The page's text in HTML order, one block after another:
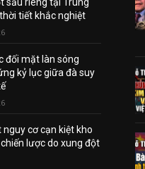
tiết khắc nghiệt
đối mặt làn sóng
kỷ lục giữa đà suy
nguy cơ cạn kiệt kho
lược do xung đột